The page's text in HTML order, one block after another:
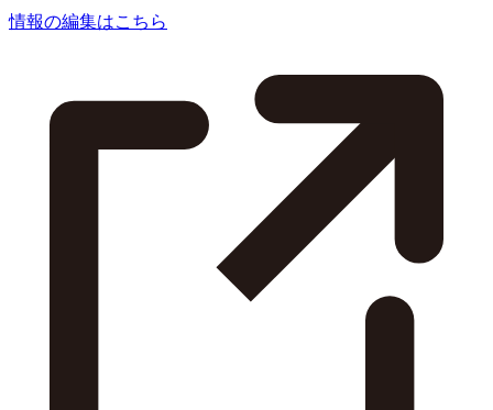
情報の編集はこちら